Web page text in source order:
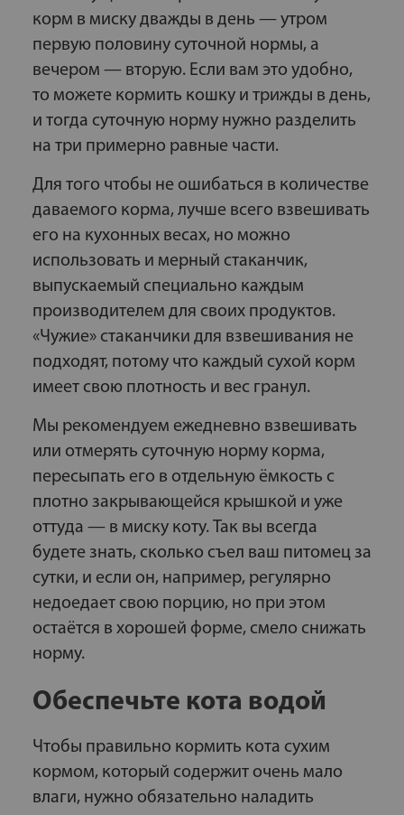
корм в миску дважды в день — утром
первую половину суточной нормы, а
вечером — вторую. Если вам это удобно,
то можете кормить кошку и трижды в день,
и тогда суточную норму нужно разделить
на три примерно равные части.
Для того чтобы не ошибаться в количестве
даваемого корма, лучше всего взвешивать
его на кухонных весах, но можно
использовать и мерный стаканчик,
выпускаемый специально каждым
производителем для своих продуктов.
«Чужие» стаканчики для взвешивания не
подходят, потому что каждый сухой корм
имеет свою плотность и вес гранул.
Мы рекомендуем ежедневно взвешивать
или отмерять суточную норму корма,
пересыпать его в отдельную ёмкость с
плотно закрывающейся крышкой и уже
оттуда — в миску коту. Так вы всегда
будете знать, сколько съел ваш питомец за
сутки, и если он, например, регулярно
недоедает свою порцию, но при этом
остаётся в хорошей форме, смело снижать
норму.
Обеспечьте кота водой
Чтобы правильно кормить кота сухим
кормом, который содержит очень мало
влаги, нужно обязательно наладить